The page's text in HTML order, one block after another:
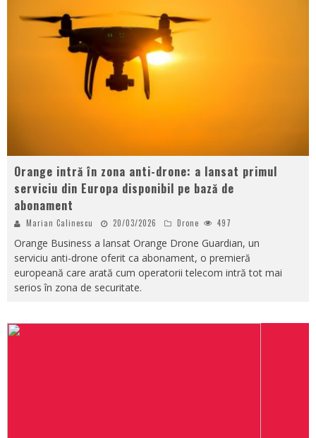
Orange intră în zona anti-drone: a lansat primul
serviciu din Europa disponibil pe bază de
abonament
Marian Calinescu 20/03/2026 Drone 497
Orange Business a lansat Orange Drone Guardian, un
serviciu anti-drone oferit ca abonament, o premieră
europeană care arată cum operatorii telecom intră tot mai
serios în zona de securitate.